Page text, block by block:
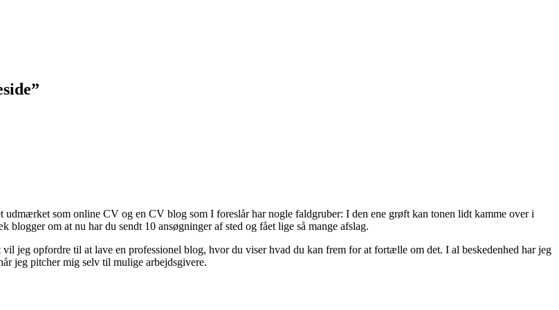
som online CV og en CV blog som I foreslår har nogle faldgruber: I den ene grøft kan tonen lidt kamme over i
om at nu har du sendt 10 ansøgninger af sted og fået lige så mange afslag.
vil jeg opfordre til at lave en professionel blog, hvor du viser hvad du kan frem for at fortælle om det. I al beskedenhed har jeg
jeg pitcher mig selv til mulige arbejdsgivere.